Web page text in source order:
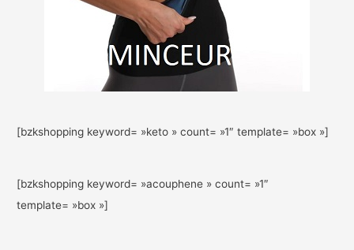
[bzkshopping keyword= »keto » count= »1″ template= »box »]
[bzkshopping keyword= »acouphene » count= »1″
template= »box »]